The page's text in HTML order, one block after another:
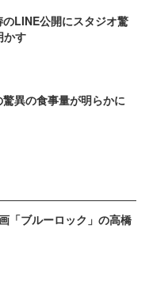
LINE公開にスタジオ驚
す
異の食事量が明らかに
「ブルーロック」の高橋